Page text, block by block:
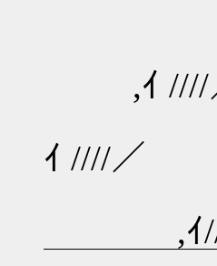
,ｲ
,ｲ ////
ｲ ////／
,ｲ////